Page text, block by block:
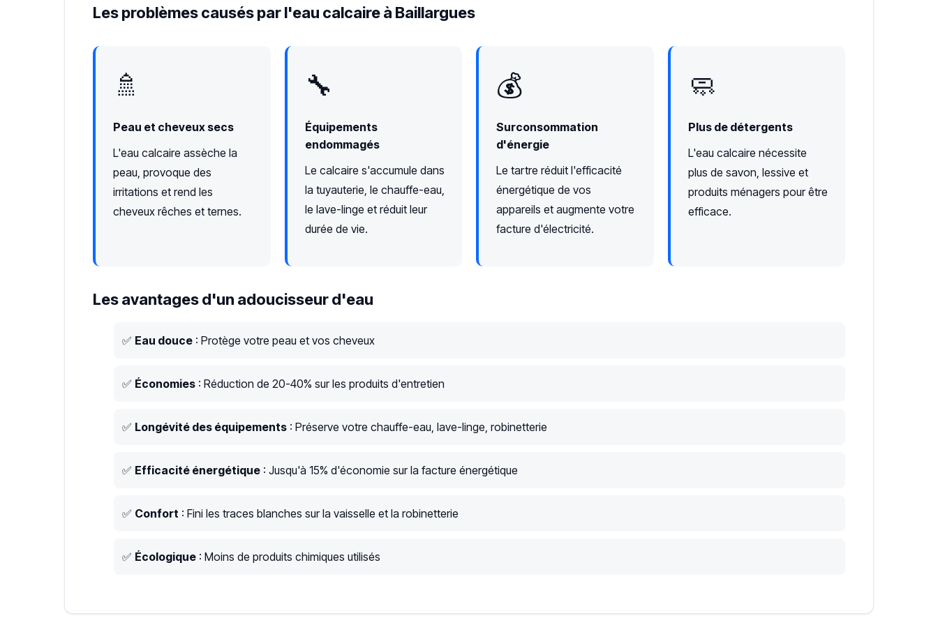
Les problèmes causés par l'eau calcaire à Baillargues
🚿
Peau et cheveux secs
L'eau calcaire assèche la
peau, provoque des
irritations et rend les
cheveux rêches et ternes.
🔧
Équipements
endommagés
Le calcaire s'accumule dans
la tuyauterie, le chauffe-eau,
le lave-linge et réduit leur
durée de vie.
💰
Surconsommation
d'énergie
Le tartre réduit l'efficacité
énergétique de vos
appareils et augmente votre
facture d'électricité.
🧼
Plus de détergents
L'eau calcaire nécessite
plus de savon, lessive et
produits ménagers pour être
efficace.
Les avantages d'un adoucisseur d'eau
✅ Eau douce : Protège votre peau et vos cheveux
✅ Économies : Réduction de 20-40% sur les produits d'entretien
✅ Longévité des équipements : Préserve votre chauffe-eau, lave-linge, robinetterie
✅ Efficacité énergétique : Jusqu'à 15% d'économie sur la facture énergétique
✅ Confort : Fini les traces blanches sur la vaisselle et la robinetterie
✅ Écologique : Moins de produits chimiques utilisés